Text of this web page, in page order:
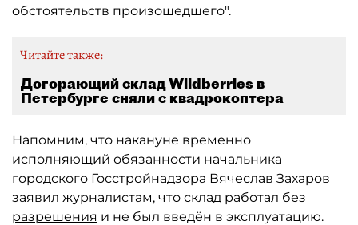
обстоятельств произошедшего".
Читайте также:
Догорающий склад Wildberries в
Петербурге сняли с квадрокоптера
Напомним, что накануне временно
исполняющий обязанности начальника
городского Госстройнадзора Вячеслав Захаров
заявил журналистам, что склад работал без
разрешения и не был введён в эксплуатацию.